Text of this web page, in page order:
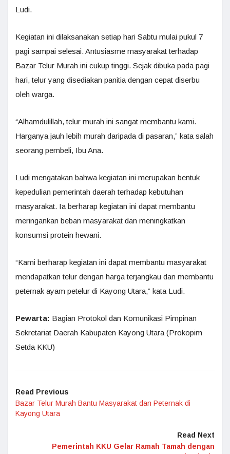
Ludi.
Kegiatan ini dilaksanakan setiap hari Sabtu mulai pukul 7
pagi sampai selesai. Antusiasme masyarakat terhadap
Bazar Telur Murah ini cukup tinggi. Sejak dibuka pada pagi
hari, telur yang disediakan panitia dengan cepat diserbu
oleh warga.
“Alhamdulillah, telur murah ini sangat membantu kami.
Harganya jauh lebih murah daripada di pasaran,” kata salah
seorang pembeli, Ibu Ana.
Ludi mengatakan bahwa kegiatan ini merupakan bentuk
kepedulian pemerintah daerah terhadap kebutuhan
masyarakat. Ia berharap kegiatan ini dapat membantu
meringankan beban masyarakat dan meningkatkan
konsumsi protein hewani.
“Kami berharap kegiatan ini dapat membantu masyarakat
mendapatkan telur dengan harga terjangkau dan membantu
peternak ayam petelur di Kayong Utara,” kata Ludi.
Pewarta: Bagian Protokol dan Komunikasi Pimpinan
Sekretariat Daerah Kabupaten Kayong Utara (Prokopim
Setda KKU)
Read Previous
Bazar Telur Murah Bantu Masyarakat dan Peternak di
Kayong Utara
Read Next
Pemerintah KKU Gelar Ramah Tamah dengan